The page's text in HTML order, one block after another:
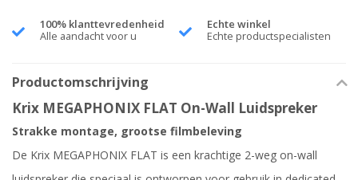
100% klanttevredenheid
Alle aandacht voor u
Echte winkel
Echte productspecialisten
Productomschrijving
Krix MEGAPHONIX FLAT On-Wall Luidspreker
Strakke montage, grootse filmbeleving
De Krix MEGAPHONIX FLAT is een krachtige 2-weg on-wall